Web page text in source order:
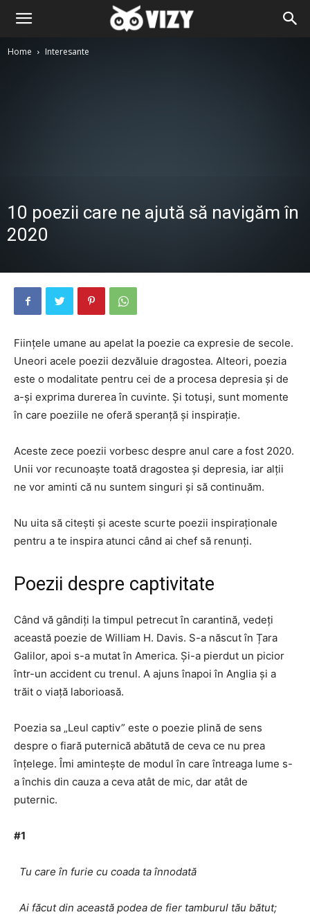
Home Interesante
10 poezii care ne ajută să navigăm în
2020
Ființele umane au apelat la poezie ca expresie de secole.
Uneori acele poezii dezvăluie dragostea. Alteori, poezia
este o modalitate pentru cei de a procesa depresia și de
a-și exprima durerea în cuvinte. Și totuși, sunt momente
în care poeziile ne oferă speranță și inspirație.
Aceste zece poezii vorbesc despre anul care a fost 2020.
Unii vor recunoaște toată dragostea și depresia, iar alții
ne vor aminti că nu suntem singuri și să continuăm.
Nu uita să citești și aceste scurte poezii inspiraționale
pentru a te inspira atunci când ai chef să renunți.
Poezii despre captivitate
Când vă gândiți la timpul petrecut în carantină, vedeți
această poezie de William H. Davis. S-a născut în Țara
Galilor, apoi s-a mutat în America. Și-a pierdut un picior
într-un accident cu trenul. A ajuns înapoi în Anglia și a
trăit o viață laborioasă.
Poezia sa „Leul captiv” este o poezie plină de sens
despre o fiară puternică abătută de ceva ce nu prea
înțelege. Îmi amintește de modul în care întreaga lume s-
a închis din cauza a ceva atât de mic, dar atât de
puternic.
#1
Tu care în furie cu coada ta înnodată
Ai făcut din această podea de fier tamburul tău bătut;